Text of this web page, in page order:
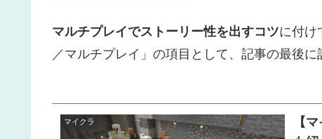
マルチプレイでストーリー性を出すコツに付け
／マルチプレイ」の項目として、記事の最後に
マイクラ
【